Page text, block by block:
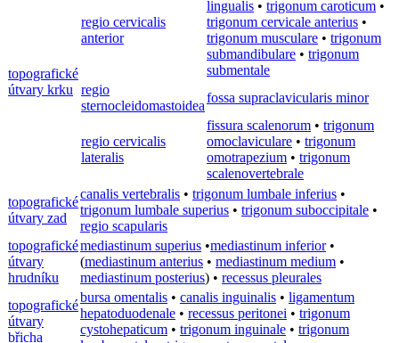
topografické
útvary krku
regio cervicalis
anterior
lingualis • trigonum caroticum •
trigonum cervicale anterius •
trigonum musculare • trigonum
submandibulare • trigonum
submentale
regio
sternocleidomastoidea
fossa supraclavicularis minor
regio cervicalis
lateralis
fissura scalenorum • trigonum
omoclaviculare • trigonum
omotrapezium • trigonum
scalenovertebrale
topografické
útvary zad
canalis vertebralis • trigonum lumbale inferius •
trigonum lumbale superius • trigonum suboccipitale •
regio scapularis
topografické
útvary
hrudníku
mediastinum superius •mediastinum inferior•
(mediastinum anterius • mediastinum medium •
mediastinum posterius) • recessus pleurales
topografické
útvary
břicha
bursa omentalis • canalis inguinalis • ligamentum
hepatoduodenale • recessus peritonei • trigonum
cystohepaticum • trigonum inguinale • trigonum